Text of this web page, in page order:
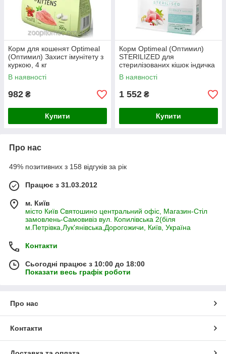
Корм для кошенят Optimeal
(Оптимил) Захист імунітету з
куркою, 4 кг
В наявності
982 ₴
Купити
Корм Optimeal (Оптимил)
STERILIZED для
стерилізованих кішок індичка
з вівсом, 4 кг
В наявності
1 552 ₴
Купити
Про нас
49% позитивних з 158 відгуків за рік
Працює з 31.03.2012
м. Київ
місто Київ Святошино центральний офіс, Магазин-Стіл
замовлень-Самовивіз вул. Копилівська 2(біля
м.Петрівка,Лук'янівська,Дорогожичи, Київ, Україна
Контакти
Сьогодні працює з 10:00 до 18:00
Показати весь графік роботи
Про нас
Контакти